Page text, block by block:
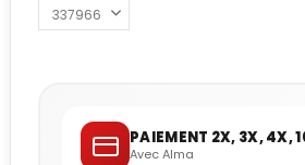
PAIEMENT 2X, 3X, 4X,
Avec Alma